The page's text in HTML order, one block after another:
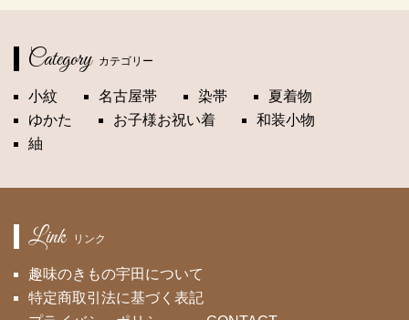
Category カテゴリー
小紋 名古屋帯 染帯
夏着物
ゆかた
お子様お祝い着
和装小物
紬
Link リンク
趣味のきもの宇田について
特定商取引法に基づく表記